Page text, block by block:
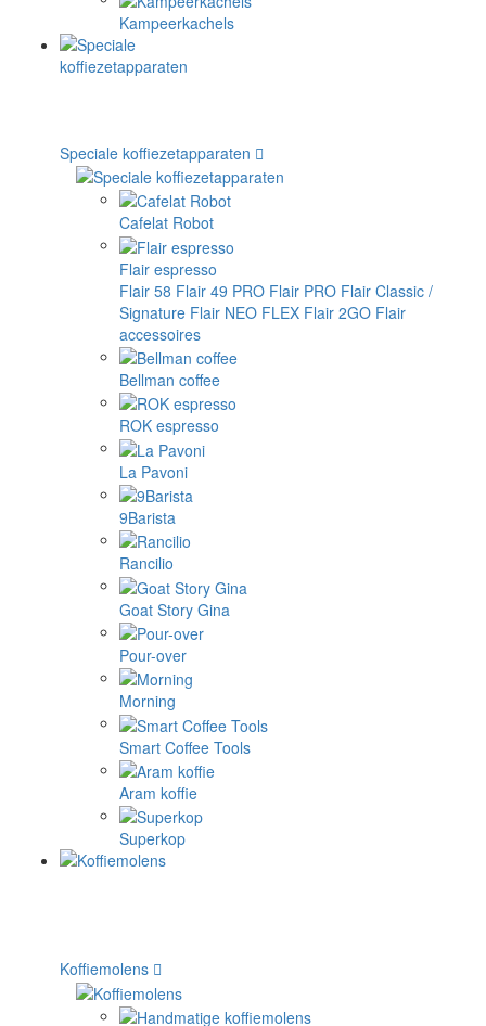
Kampeerkachels
Speciale koffiezetapparaten
Cafelat Robot
Flair espresso
Flair 58 Flair 49 PRO Flair PRO Flair Classic /
Signature Flair NEO FLEX Flair 2GO Flair
accessoires
Bellman coffee
ROK espresso
La Pavoni
9Barista
Rancilio
Goat Story Gina
Pour-over
Morning
Smart Coffee Tools
Aram koffie
Superkop
Koffiemolens